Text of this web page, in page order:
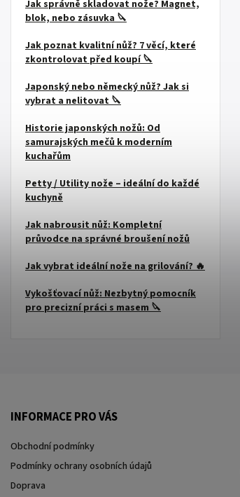
Jak správně skladovat nože? Magnet,
blok, nebo zásuvka 🔪
Jak poznat kvalitní nůž? 7 věcí, které
zkontrolovat před koupí 🔪
Japonský nebo německý nůž? Jak si
vybrat a nelitovat 🔪
Historie japonských nožů: Od
samurajských mečů k moderním
kuchařům
Petty / Utility nože – ideální do každé
kuchyně
Jak nabrousit nůž: Kompletní
průvodce na správné broušení nožů
Jak vybrat ideální nože na grilování? 🔥
Vykošťovací nůž: Nezbytný pomocník
pro precizní práci s masem 🔪
INFORMACE PRO VÁS
Obchodní podmínky
Podmínky ochrany osobních údajů
Doprava